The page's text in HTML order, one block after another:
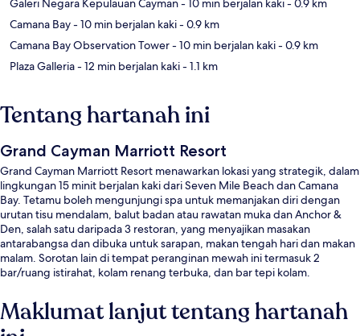
Galeri Negara Kepulauan Cayman- 10 min berjalan kaki- 0.9 km
Camana Bay- 10 min berjalan kaki- 0.9 km
Camana Bay Observation Tower- 10 min berjalan kaki- 0.9 km
Plaza Galleria- 12 min berjalan kaki- 1.1 km
Tentang hartanah ini
Grand Cayman Marriott Resort
Grand Cayman Marriott Resort menawarkan lokasi yang strategik, dalam
lingkungan 15 minit berjalan kaki dari Seven Mile Beach dan Camana
Bay. Tetamu boleh mengunjungi spa untuk memanjakan diri dengan
urutan tisu mendalam, balut badan atau rawatan muka dan Anchor &
Den, salah satu daripada 3 restoran, yang menyajikan masakan
antarabangsa dan dibuka untuk sarapan, makan tengah hari dan makan
malam. Sorotan lain di tempat peranginan mewah ini termasuk 2
bar/ruang istirahat, kolam renang terbuka, dan bar tepi kolam.
Maklumat lanjut tentang hartanah